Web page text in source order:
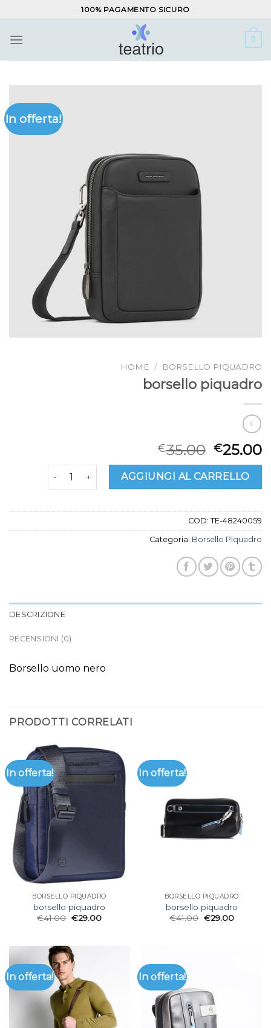
contenuti
100% PAGAMENTO SICURO
0
In offerta!
HOME / BORSELLO PIQUADRO
borsello piquadro
€35.00 €25.00
borsello piquadro quantitàAGGIUNGI AL CARRELLO
COD: TE-48240059
Categoria: Borsello Piquadro
DESCRIZIONE
RECENSIONI (0)
Borsello uomo nero
PRODOTTI CORRELATI
In offerta!
BORSELLO PIQUADRO
borsello piquadro
€41.00 €29.00
In offerta!
BORSELLO PIQUADRO
borsello piquadro
€41.00 €29.00
In offerta! In offerta!